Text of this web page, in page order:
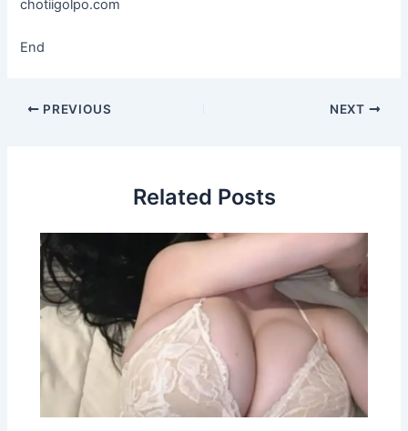
chotiigolpo.com
End
PREVIOUS NEXT
Related Posts